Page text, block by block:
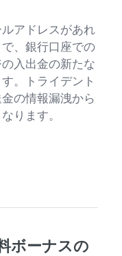
アドレスがあれ
、銀行口座での
入出金の新たな
。トライデント
の情報漏洩から
ります。
ボーナスの